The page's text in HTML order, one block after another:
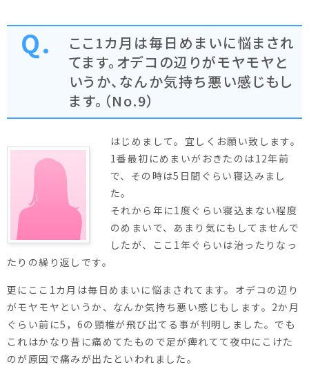
ここ1カ月は毎日めまいに悩まされ
てます。オデコの辺りがモヤモヤと
いうか、なんか気持ち悪い感じもし
ます。（No.9）
はじめまして。宜しくお願い致します。
1番最初にめまいがおきたのは12年前
で、その時は5日間ぐらい寝込みまし
た。
それから年に1度ぐらい寝込まない程度
のめまいで、あまり気にもしてませんで
したが、ここ1年ぐらいは治ったりなっ
たりの繰り返しです。
更にここ1カ月は毎日めまいに悩まされてます。オデコの辺り
がモヤモヤというか、なんか気持ち悪い感じもします。2か月
ぐらい前に5，6の頸椎が飛び出てる事が判明しました。でも
これはかなり昔に痛めてたもので足が痺れてて夜中にこけた
のが原因で痛みが出たといわれました。